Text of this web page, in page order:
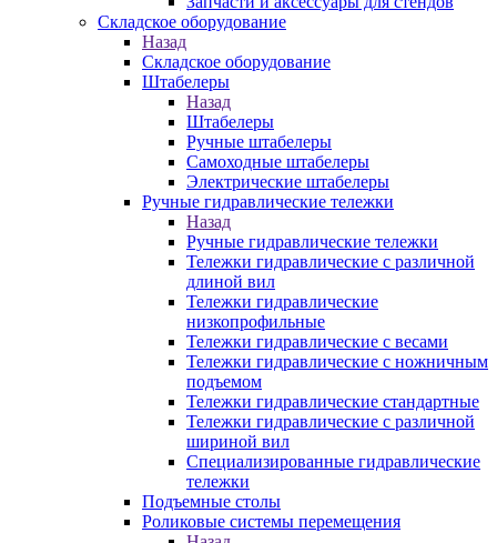
Складское оборудование
Назад
Складское оборудование
Штабелеры
Назад
Штабелеры
Ручные штабелеры
Самоходные штабелеры
Электрические штабелеры
Ручные гидравлические тележки
Назад
Ручные гидравлические тележки
Тележки гидравлические с различной
длиной вил
Тележки гидравлические
низкопрофильные
Тележки гидравлические с весами
Тележки гидравлические с ножничным
подъемом
Тележки гидравлические стандартные
Тележки гидравлические с различной
шириной вил
Специализированные гидравлические
тележки
Подъемные столы
Роликовые системы перемещения